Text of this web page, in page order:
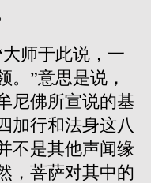
大师于此说，一
。”意思是说，
尼佛所宣说的基
加行和法身这八
不是其他声闻缘
，菩萨对其中的